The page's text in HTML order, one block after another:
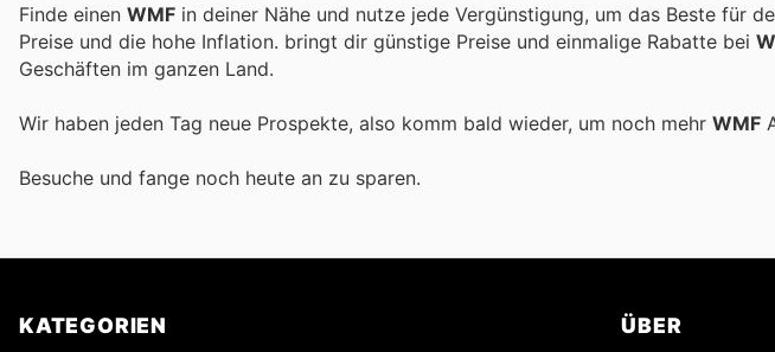
Finde einen WMF in deiner Nähe und nutze jede Vergünstigung, um das Beste für
Preise und die hohe Inflation. bringt dir günstige Preise und einmalige Rabatte bei
Geschäften im ganzen Land.
Wir haben jeden Tag neue Prospekte, also komm bald wieder, um noch mehr WMF
Besuche und fange noch heute an zu sparen.
KATEGORIEN ÜBER